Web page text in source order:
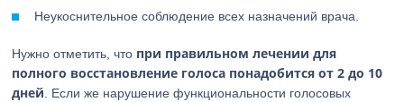
Неукоснительное соблюдение всех назначений врача.
Нужно отметить, что при правильном лечении для
полного восстановление голоса понадобится от 2 до 10
дней . Если же нарушение функциональности голосовых